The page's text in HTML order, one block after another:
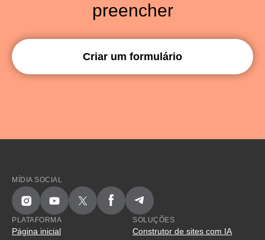
preencher
Criar um formulário
MÍDIA SOCIAL
PLATAFORMA
Página inicial
SOLUÇÕES
Construtor de sites com IA